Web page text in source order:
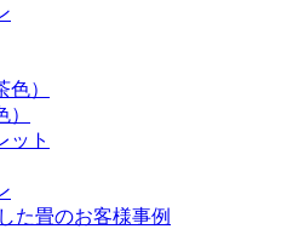
）
ット
た畳のお客様事例